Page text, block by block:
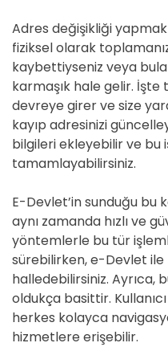
Adres değişikliği
fiziksel olarak
kaybettiyseniz veya
karmaşık hale gelir.
devreye girer ve size
kayıp adresinizi
bilgileri ekleyebilir ve bu
tamamlayabilirsiniz.
E-Devlet’in sunduğu bu
aynı zamanda hızlı ve
yöntemlerle bu tür
sürebilirken, e-Devlet ile
halledebilirsiniz. Ayrıca,
oldukça basittir.
herkes kolayca
hizmetlere erişebilir.